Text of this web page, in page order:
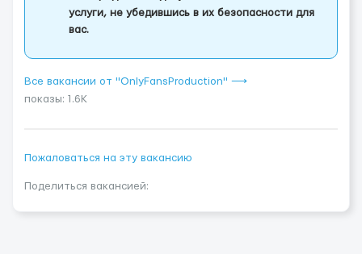
услуги, не убедившись в их безопасности для
вас.
Все вакансии от "OnlyFansProduction" ⟶
показы: 1.6K
Пожаловаться на эту вакансию
Поделиться вакансией: